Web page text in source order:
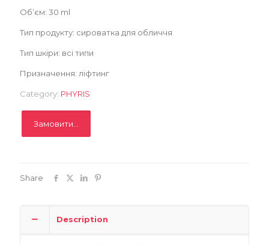
Об’єм: 30 ml
Тип продукту: сироватка для обличчя
Тип шкіри: всі типи
Призначення: ліфтинг
Category: PHYRIS
Замовити...
Share
Description